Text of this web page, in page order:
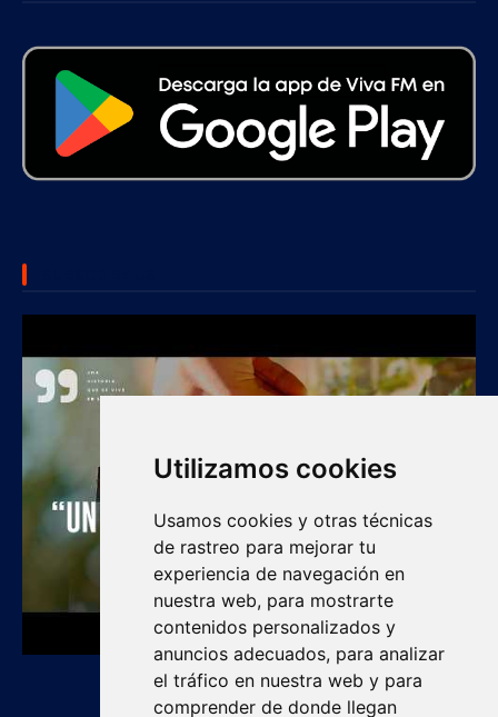
Utilizamos cookies
Usamos cookies y otras técnicas
de rastreo para mejorar tu
experiencia de navegación en
nuestra web, para mostrarte
contenidos personalizados y
anuncios adecuados, para analizar
el tráfico en nuestra web y para
comprender de donde llegan